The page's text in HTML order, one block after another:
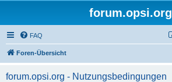
forum.opsi.org
FAQ
Foren-Übersicht
forum.opsi.org - Nutzungsbedingungen